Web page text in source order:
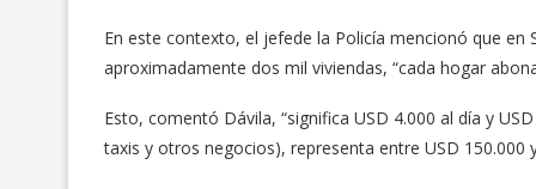
En este contexto, el jefede la Policía mencionó que en
aproximadamente dos mil viviendas, “cada hogar
Esto, comentó Dávila, “significa USD 4.000 al día y
taxis y otros negocios), representa entre USD 150.000